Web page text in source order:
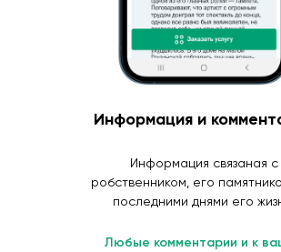
Информация и
Информация связаная с
робственником, его
последними днями его
Любые комментарии и к